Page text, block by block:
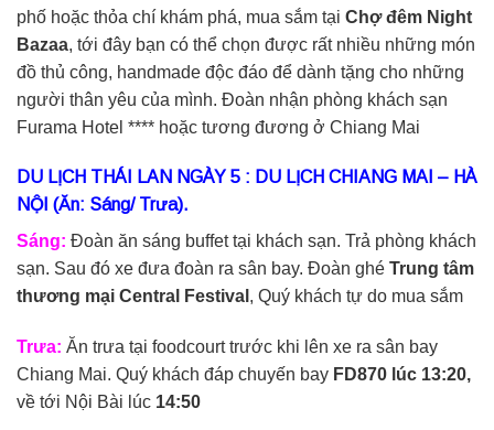
phố hoặc thỏa chí khám phá, mua sắm tại Chợ đêm Night
Bazaa, tới đây bạn có thể chọn được rất nhiều những món
đồ thủ công, handmade độc đáo để dành tặng cho những
người thân yêu của mình. Đoàn nhận phòng khách sạn
Furama Hotel **** hoặc tương đương ở Chiang Mai
DU LỊCH THÁI LAN NGÀY 5 : DU LỊCH CHIANG MAI – HÀ
NỘI (Ăn: Sáng/ Trưa).
Sáng: Đoàn ăn sáng buffet tại khách sạn. Trả phòng khách
sạn. Sau đó xe đưa đoàn ra sân bay. Đoàn ghé Trung tâm
thương mại Central Festival , Quý khách tự do mua sắm
Trưa: Ăn trưa tại foodcourt trước khi lên xe ra sân bay
Chiang Mai. Quý khách đáp chuyến bay FD870 lúc 13:20,
về tới Nội Bài lúc 14:50